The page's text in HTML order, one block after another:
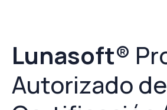
Lunasoft®
Autorizado de